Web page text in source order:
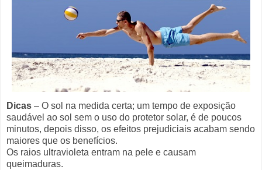
Dicas – O sol na medida certa; um tempo de exposição
saudável ao sol sem o uso do protetor solar, é de poucos
minutos, depois disso, os efeitos prejudiciais acabam sendo
maiores que os benefícios.
Os raios ultravioleta entram na pele e causam
queimaduras.